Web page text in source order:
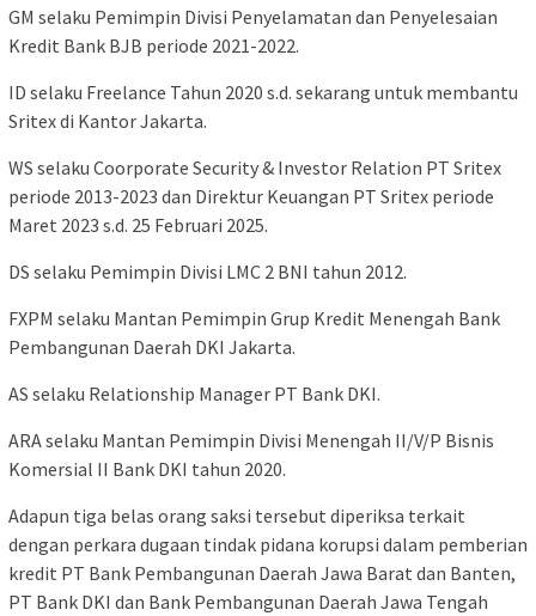
GM selaku Pemimpin Divisi Penyelamatan dan Penyelesaian
Kredit Bank BJB periode 2021-2022.
ID selaku Freelance Tahun 2020 s.d. sekarang untuk membantu
Sritex di Kantor Jakarta.
WS selaku Coorporate Security & Investor Relation PT Sritex
periode 2013-2023 dan Direktur Keuangan PT Sritex periode
Maret 2023 s.d. 25 Februari 2025.
DS selaku Pemimpin Divisi LMC 2 BNI tahun 2012.
FXPM selaku Mantan Pemimpin Grup Kredit Menengah Bank
Pembangunan Daerah DKI Jakarta.
AS selaku Relationship Manager PT Bank DKI.
ARA selaku Mantan Pemimpin Divisi Menengah II/V/P Bisnis
Komersial II Bank DKI tahun 2020.
Adapun tiga belas orang saksi tersebut diperiksa terkait
dengan perkara dugaan tindak pidana korupsi dalam pemberian
kredit PT Bank Pembangunan Daerah Jawa Barat dan Banten,
PT Bank DKI dan Bank Pembangunan Daerah Jawa Tengah